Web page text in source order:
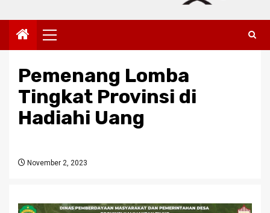
Primary
Menu
Pemenang Lomba
Tingkat Provinsi di
Hadiahi Uang
November 2, 2023